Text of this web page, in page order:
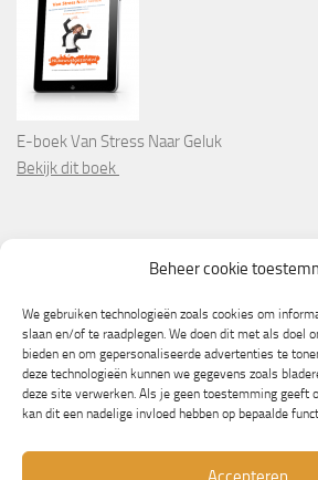
Beheer cookie
We gebruiken technologieën zoals cookies om
slaan en/of te raadplegen. We doen dit met als doel
bieden en om gepersonaliseerde advertenties te
deze technologieën kunnen we gegevens zoals
deze site verwerken. Als je geen toestemming geeft
kan dit een nadelige invloed hebben op bepaalde
E-boek Van Stress Naar Geluk
Bekijk dit boek